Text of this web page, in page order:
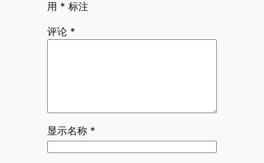
用 * 标注
评论 *
显示名称 *